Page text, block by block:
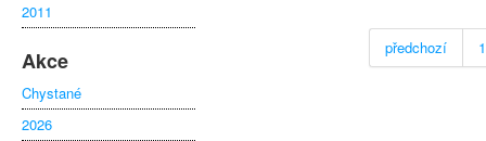
2011
Akce
Chystané
2026
předchozí 1